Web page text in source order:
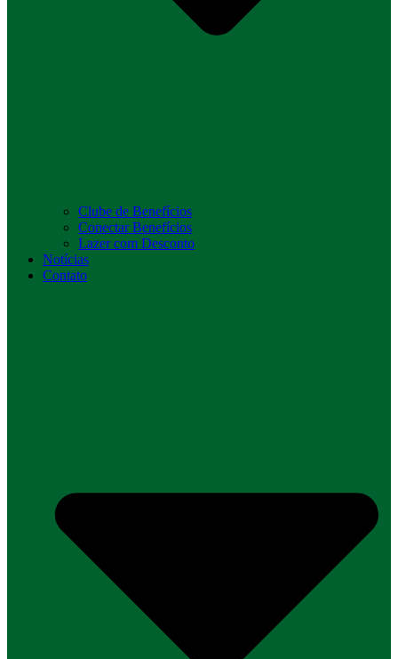
Clube de Benefícios
Conectar Benefícios
Lazer com Desconto
Notícias
Contato